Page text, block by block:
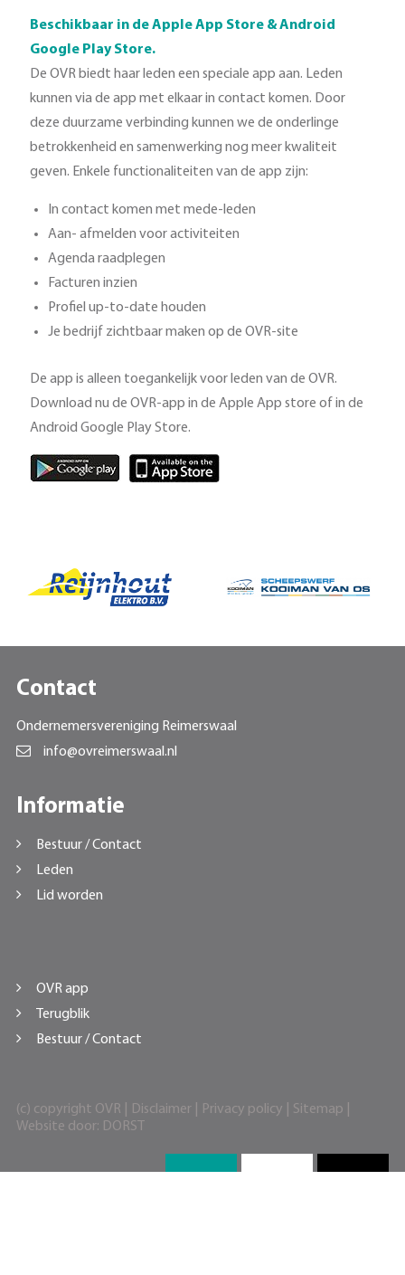
Beschikbaar in de Apple App Store & Android
Google Play Store.
De OVR biedt haar leden een speciale app aan. Leden
kunnen via de app met elkaar in contact komen. Door
deze duurzame verbinding kunnen we de onderlinge
betrokkenheid en samenwerking nog meer kwaliteit
geven. Enkele functionaliteiten van de app zijn:
In contact komen met mede-leden
Aan- afmelden voor activiteiten
Agenda raadplegen
Facturen inzien
Profiel up-to-date houden
Je bedrijf zichtbaar maken op de OVR-site
De app is alleen toegankelijk voor leden van de OVR.
Download nu de OVR-app in de Apple App store of in de
Android Google Play Store.
Contact
Ondernemersvereniging Reimerswaal
info@ovreimerswaal.nl
Informatie
Bestuur / Contact
Leden
Lid worden
OVR app
Terugblik
Bestuur / Contact
(c) copyright OVR | Disclaimer| Privacy policy Sitemap
Website door: DORST